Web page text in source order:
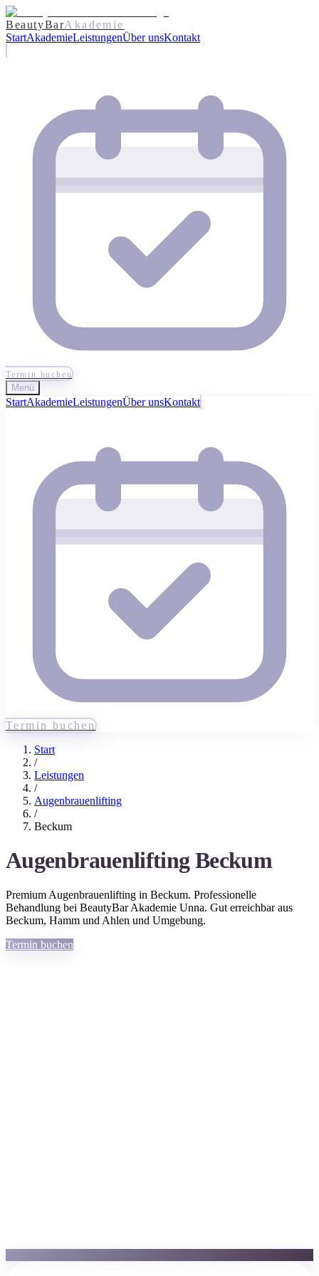
BeautyBarAkademie
StartAkademieLeistungenÜber unsKontakt
Termin buchen
Menü
StartAkademieLeistungenÜber unsKontakt
Termin buchen
Start
/
Leistungen
/
Augenbrauenlifting
/
Beckum
Augenbrauenlifting Beckum
Premium Augenbrauenlifting in Beckum. Professionelle
Behandlung bei BeautyBar Akademie Unna. Gut erreichbar aus
Beckum, Hamm und Ahlen und Umgebung.
Termin buchen